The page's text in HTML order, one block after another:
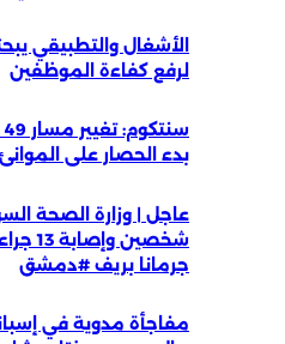
الأشغال والتطبيقي
لرفع كفاءة الموظفين
بدء الحصار على الموانئ
عاجل | وزارة الصحة
شخصين
جرمانا بريف #دمشق
مفاجأة مدوية في